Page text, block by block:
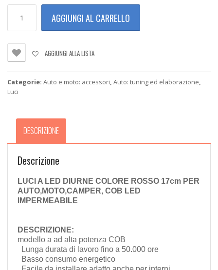
COLORE
ROSSO
AGGIUNGI AL CARRELLO
AGGIUNGI ALLA LISTA
Categorie: Auto e moto: accessori, Auto: tuning ed elaborazione,
Luci
DESCRIZIONE
Descrizione
LUCI A LED DIURNE COLORE ROSSO 17cm PER
AUTO,MOTO,CAMPER, COB LED
IMPERMEABILE
DESCRIZIONE:
modello a ad alta potenza COB
Lunga durata di lavoro fino a 50.000 ore
Basso consumo energetico